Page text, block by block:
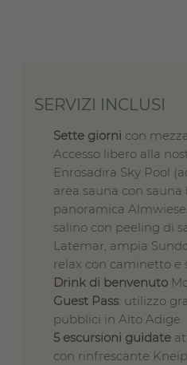
SERVIZI INCLUSI
Sette giorni con
Accesso libero alla
Enrosadira Sky Pool
area sauna con
panoramica
salino con peeling di
Latemar, ampia
relax con caminetto e
Drink di benvenuto
Guest Pass: utilizzo
pubblici in Alto Adige
5 escursioni guidate
con rinfrescante